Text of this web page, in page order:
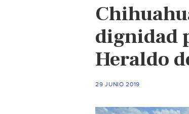
dignidad
Heraldo
29 JUNIO 2019